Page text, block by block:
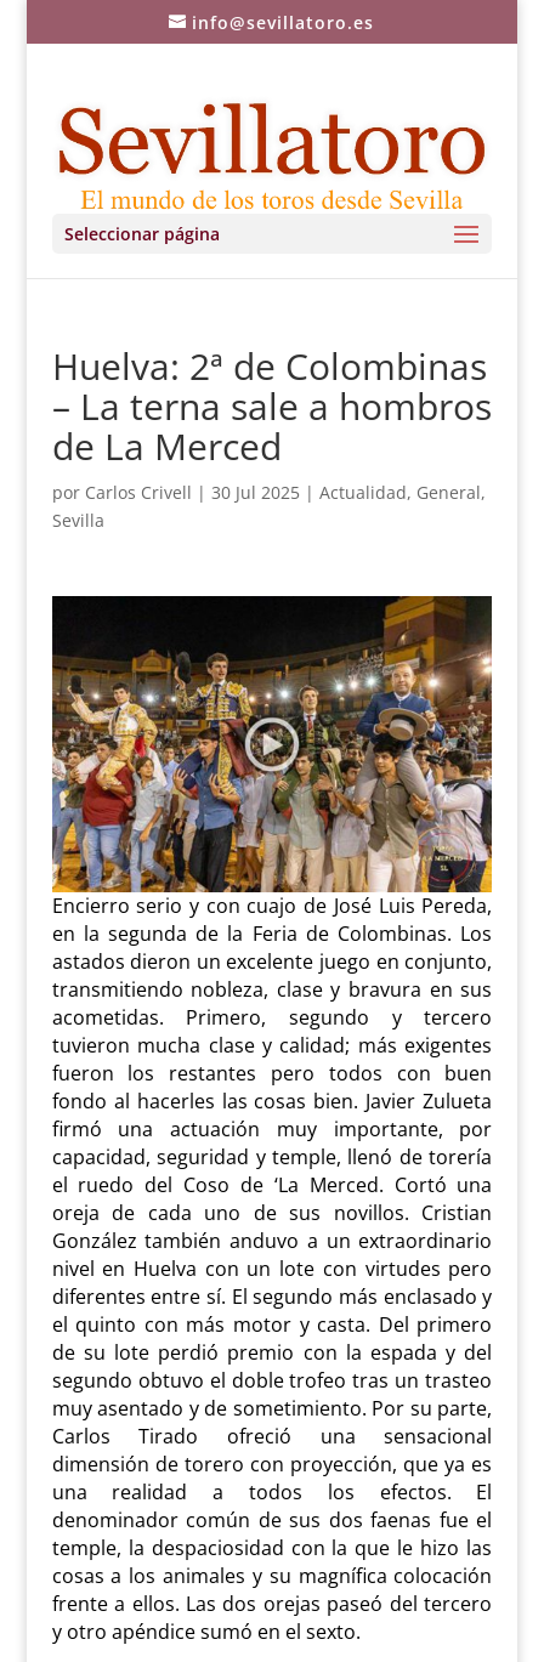
info@sevillatoro.es
Seleccionar página
Huelva: 2ª de Colombinas
– La terna sale a hombros
de La Merced
por Carlos Crivell | 30 Jul 2025| Actualidad, General,
Sevilla
Encierro serio y con cuajo de José Luis Pereda,
en la segunda de la Feria de Colombinas. Los
astados dieron un excelente juego en conjunto,
transmitiendo nobleza, clase y bravura en sus
acometidas. Primero, segundo y tercero
tuvieron mucha clase y calidad; más exigentes
fueron los restantes pero todos con buen
fondo al hacerles las cosas bien. Javier Zulueta
firmó una actuación muy importante, por
capacidad, seguridad y temple, llenó de torería
el ruedo del Coso de ‘La Merced. Cortó una
oreja de cada uno de sus novillos. Cristian
González también anduvo a un extraordinario
nivel en Huelva con un lote con virtudes pero
diferentes entre sí. El segundo más enclasado y
el quinto con más motor y casta. Del primero
de su lote perdió premio con la espada y del
segundo obtuvo el doble trofeo tras un trasteo
muy asentado y de sometimiento. Por su parte,
Carlos Tirado ofreció una sensacional
dimensión de torero con proyección, que ya es
una realidad a todos los efectos. El
denominador común de sus dos faenas fue el
temple, la despaciosidad con la que le hizo las
cosas a los animales y su magnífica colocación
frente a ellos. Las dos orejas paseó del tercero
y otro apéndice sumó en el sexto.